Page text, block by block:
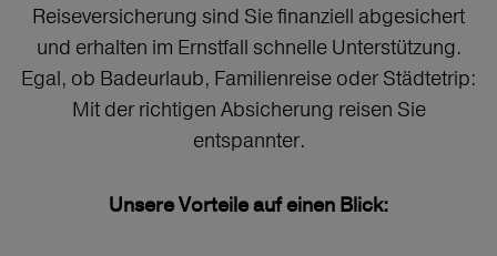
Reiseversicherung sind Sie finanziell abgesichert
und erhalten im Ernstfall schnelle Unterstützung.
Egal, ob Badeurlaub, Familienreise oder Städtetrip:
Mit der richtigen Absicherung reisen Sie
entspannter.
Unsere Vorteile auf einen Blick: